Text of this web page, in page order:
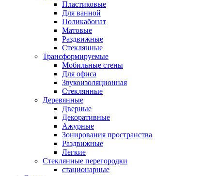
Пластиковые
Для ванной
Поликабонат
Матовые
Раздвижные
Стеклянные
Трансформируемые
Мобильные стены
Для офиса
Звукоизоляционная
Стеклянные
Деревянные
Дверные
Декоративные
Ажурные
Зонирования пространства
Раздвижные
Легкие
Стеклянные перегородки
стационарные